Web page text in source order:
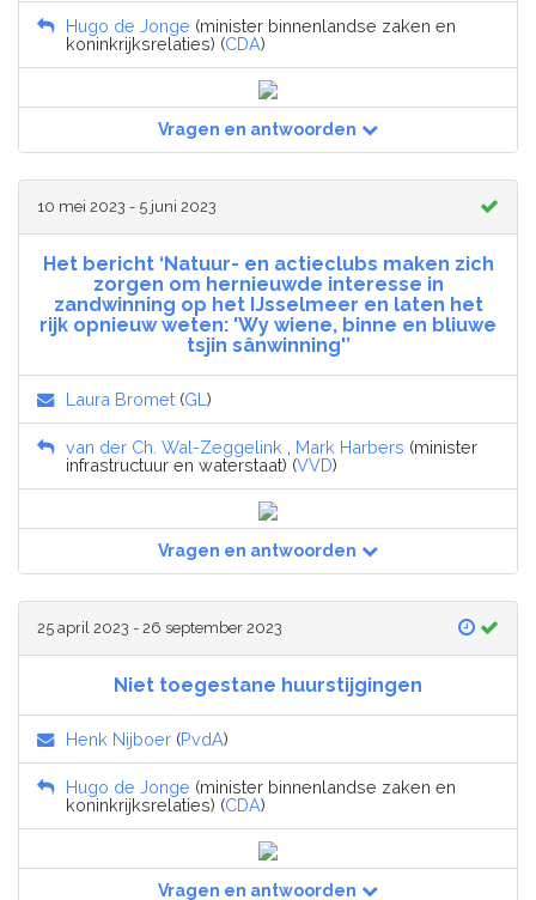
Hugo de Jonge (minister binnenlandse zaken en
koninkrijksrelaties) (CDA)
Vragen en antwoorden
10 mei 2023 - 5 juni 2023
Het bericht ‘Natuur- en actieclubs maken zich
zorgen om hernieuwde interesse in
zandwinning op het IJsselmeer en laten het
rijk opnieuw weten: 'Wy wiene, binne en bliuwe
tsjin sânwinning'’
Laura Bromet (GL )
van der Ch. Wal-Zeggelink Mark Harbers (minister
infrastructuur en waterstaat) (VVD)
Vragen en antwoorden
25 april 2023 - 26 september 2023
Niet toegestane huurstijgingen
Henk Nijboer (PvdA)
Hugo de Jonge (minister binnenlandse zaken en
koninkrijksrelaties) (CDA)
Vragen en antwoorden